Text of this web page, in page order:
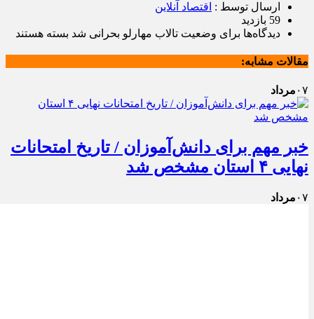
ارسال توسط : اقتصاد آنلاین
59 بازدید
دیدگاه‌ها برای وضعیت تالاب مهارلو بحرانی شد بسته هستند
مقالات مشابه:
۰۷ مرداد
خبر مهم برای دانش‌آموزان / تاریخ امتحانات
نهایی ۴ استان مشخص شد
۰۷ مرداد